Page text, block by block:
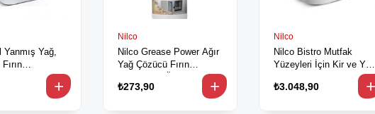
Yanmış Yağ,
5 L / 5,4 kg
Nilco
Nilco Grease Power Ağır
Yağ Çözücü Fırın
Temizleme Ürünü 800 ml
/ 880 gr (32001581)
₺273,90
Nilco
Nilco Bistro Mutfak
Yüzeyleri İçin Kir ve Yağ
(32001857)
₺3.048,90